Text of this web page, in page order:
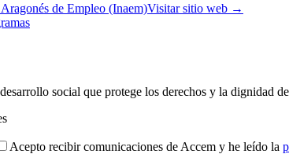
de Empleo (Inaem)Visitar sitio web →
social que protege los derechos y la dignidad
Acepto recibir comunicaciones de Accem y he leído la